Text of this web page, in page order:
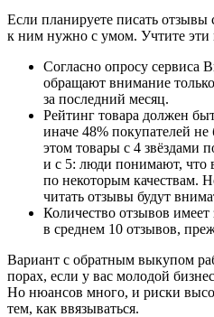
Если планируете писать отзывы
к ним нужно с умом. Учтите
Согласно опросу сервиса
обращают внимание
за последний месяц.
Рейтинг товара должен
иначе 48% покупателей не
этом товары с 4 звёздами
и с 5: люди понимают, что
по некоторым качествам.
читать отзывы будут
Количество отзывов имеет
в среднем 10 отзывов,
Вариант с обратным выкупом
порах, если у вас молодой
Но нюансов много, и риски
тем, как ввязываться.